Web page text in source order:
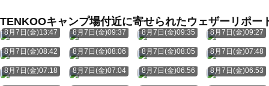
TENKOOキャンプ場付近に寄せられたウェザーリポー
8月7日(金)13:47 8月7日(金)09:37 8月7日(金)09:35 8月7日(金)09:27
8月7日(金)08:42 8月7日(金)08:06 8月7日(金)08:05 8月7日(金)07:48
8月7日(金)07:18 8月7日(金)07:04 8月7日(金)06:56 8月7日(金)06:53